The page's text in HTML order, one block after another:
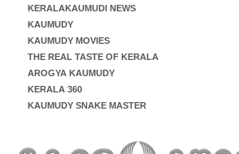
KERALAKAUMUDI NEWS
KAUMUDY
KAUMUDY MOVIES
THE REAL TASTE OF KERALA
AROGYA KAUMUDY
KERALA 360
KAUMUDY SNAKE MASTER